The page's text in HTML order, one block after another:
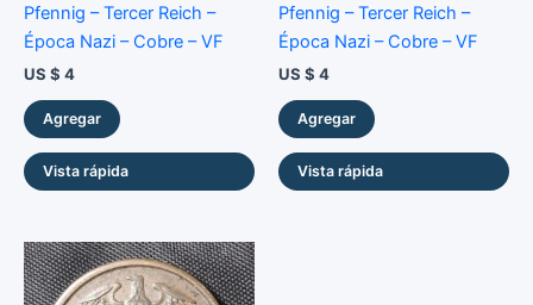
Pfennig – Tercer Reich –
Época Nazi – Cobre – VF
US $ 4
Agregar
Vista rápida
Pfennig – Tercer Reich –
Época Nazi – Cobre – VF
US $ 4
Agregar
Vista rápida